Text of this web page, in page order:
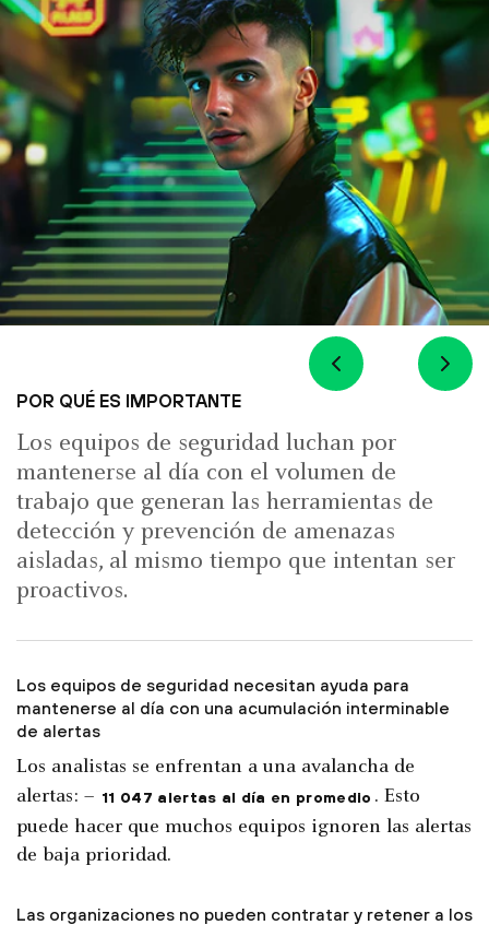
POR QUÉ ES IMPORTANTE
Los equipos de seguridad luchan por
mantenerse al día con el volumen de
trabajo que generan las herramientas de
detección y prevención de amenazas
aisladas, al mismo tiempo que intentan ser
proactivos.
Los equipos de seguridad necesitan ayuda para
mantenerse al día con una acumulación interminable
de alertas
Los analistas se enfrentan a una avalancha de
alertas: – 11 047 alertas al día en promedio . Esto
puede hacer que muchos equipos ignoren las alertas
de baja prioridad.
Las organizaciones no pueden contratar y retener a los